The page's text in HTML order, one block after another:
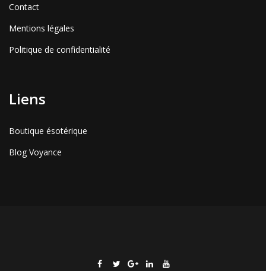
Contact
Mentions légales
Politique de confidentialité
Liens
Boutique ésotérique
Blog Voyance